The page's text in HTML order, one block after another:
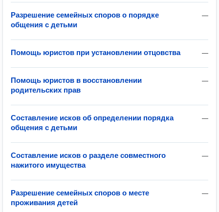
—
Разрешение семейных споров о порядке
общения с детьми
—
Помощь юристов при установлении отцовства
—
Помощь юристов в восстановлении
родительских прав
—
Составление исков об определении порядка
общения с детьми
—
Составление исков о разделе совместного
нажитого имущества
—
Разрешение семейных споров о месте
проживания детей